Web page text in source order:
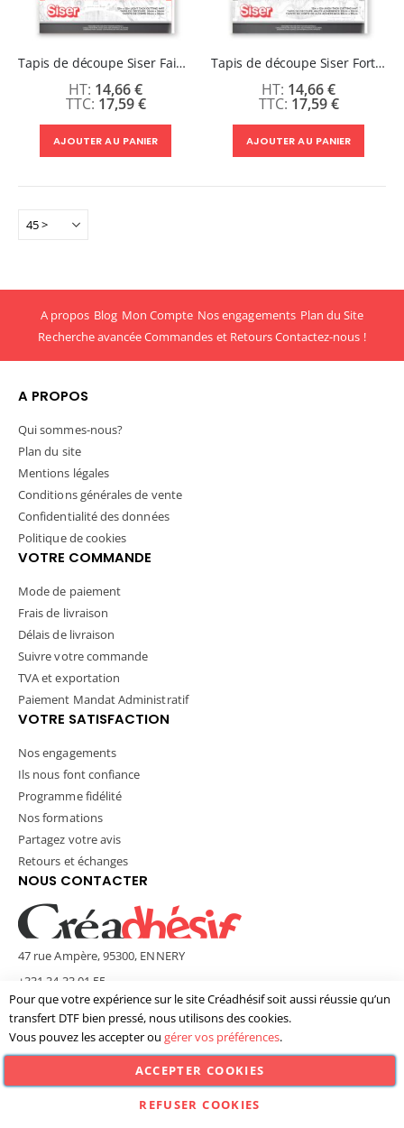
Tapis de découpe Siser Faible adhérence 30cm x 30cm
17,59 €
14,66 €
AJOUTER AU PANIER
Tapis de découpe Siser Forte adhérence 30cm x 30cm
17,59 €
14,66 €
AJOUTER AU PANIER
A propos Blog Mon Compte Nos engagements Plan du Site
Recherche avancéeCommandes et RetoursContactez-nous !
A PROPOS
Qui sommes-nous?
Plan du site
Mentions légales
Conditions générales de vente
Confidentialité des données
Politique de cookies
VOTRE COMMANDE
Mode de paiement
Frais de livraison
Délais de livraison
Suivre votre commande
TVA et exportation
Paiement Mandat Administratif
VOTRE SATISFACTION
Nos engagements
Ils nous font confiance
Programme fidélité
Nos formations
Partagez votre avis
Retours et échanges
NOUS CONTACTER
47 rue Ampère, 95300, ENNERY
+331 34 33 01 55
contact@creadhesif.com
Lun - Ven / 9h30 - 12h00 & 14h00 - 17h00
© Créadhésif 2025. Tous Droits Réservés.
Pour que votre expérience sur le site Créadhésif soit aussi réussie qu’un
transfert DTF bien pressé, nous utilisons des cookies.
Vous pouvez les accepter ou gérer vos préférences.
ACCEPTER COOKIES
REFUSER COOKIES